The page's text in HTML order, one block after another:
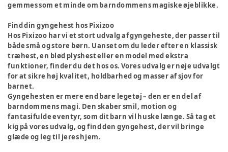
gemmes som et minde om barndommens magiske øjeblikke.
Find din gyngehest hos Pixizoo
Hos Pixizoo har vi et stort udvalg af gyngeheste, der passer til
både små og store børn. Uanset om du leder efter en klassisk
træhest, en blød plyshest eller en model med ekstra
funktioner, finder du det hos os. Vores udvalg er nøje udvalgt
for at sikre høj kvalitet, holdbarhed og masser af sjov for
barnet.
Gyngehesten er mere end bare legetøj – den er en del af
barndommens magi. Den skaber smil, motion og
fantasifulde eventyr, som dit barn vil huske længe. Så tag et
kig på vores udvalg, og find den gyngehest, der vil bringe
glæde og leg til jeres hjem.